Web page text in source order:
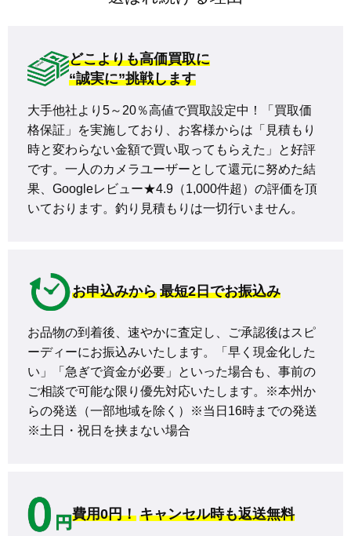
どこよりも高価買取に
“誠実に”挑戦します
大手他社より5～20％高値で買取設定中！「買取価
格保証」を実施しており、お客様からは「見積もり
時と変わらない金額で買い取ってもらえた」と好評
です。一人のカメラユーザーとして還元に努めた結
果、Googleレビュー★4.9（1,000件超）の評価を頂
いております。釣り見積もりは一切行いません。
お申込みから 最短2日でお振込み
お品物の到着後、速やかに査定し、ご承認後はスピ
ーディーにお振込みいたします。「早く現金化した
い」「急ぎで資金が必要」といった場合も、事前の
ご相談で可能な限り優先対応いたします。※本州か
らの発送（一部地域を除く）※当日16時までの発送
※土日・祝日を挟まない場合
費用0円！ キャンセル時も返送無料